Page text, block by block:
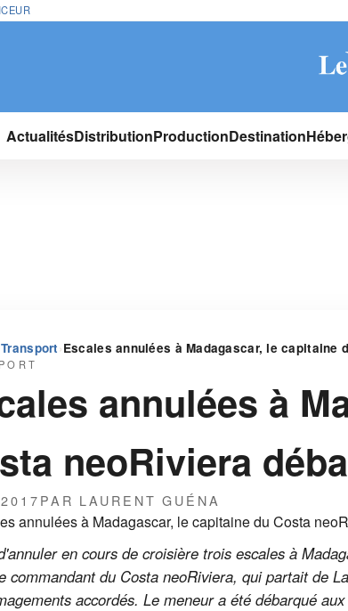
ActualitésDistributionProductionDestination
Transport ›Escales annulées à Madagascar, le capitaine
annulées à
neoRiviera
PAR LAURENT GUÉNA
en cours de croisière trois escales à
commandant du Costa neoRiviera, qui partait de
accordés. Le meneur a été débarqué aux